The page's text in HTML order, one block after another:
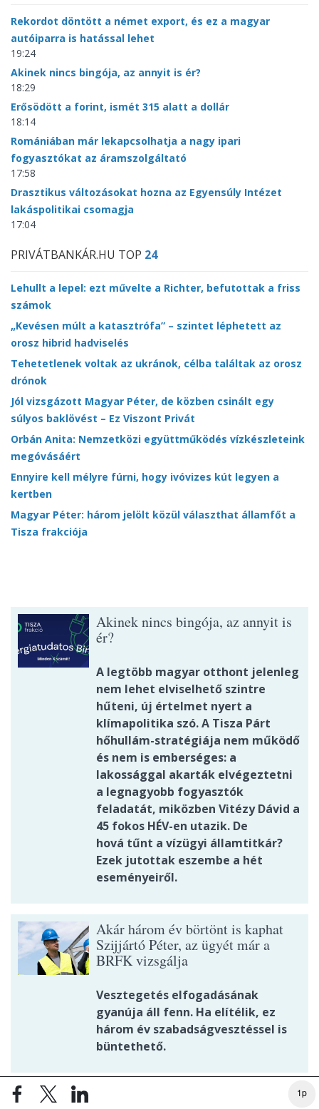
1p
Rekordot döntött a német export, és ez a magyar
autóiparra is hatással lehet
19:24
Akinek nincs bingója, az annyit is ér?
18:29
Erősödött a forint, ismét 315 alatt a dollár
18:14
Romániában már lekapcsolhatja a nagy ipari
fogyasztókat az áramszolgáltató
17:58
Drasztikus változásokat hozna az Egyensúly Intézet
lakáspolitikai csomagja
17:04
PRIVÁTBANKÁR.HU TOP 24
Lehullt a lepel: ezt művelte a Richter, befutottak a friss
számok
„Kevésen múlt a katasztrófa” – szintet léphetett az
orosz hibrid hadviselés
Tehetetlenek voltak az ukránok, célba találtak az orosz
drónok
Jól vizsgázott Magyar Péter, de közben csinált egy
súlyos baklövést – Ez Viszont Privát
Orbán Anita: Nemzetközi együttműködés vízkészleteink
megóvásáért
Ennyire kell mélyre fúrni, hogy ivóvizes kút legyen a
kertben
Magyar Péter: három jelölt közül választhat államfőt a
Tisza frakciója
Akinek nincs bingója, az annyit is
ér?
A legtöbb magyar otthont jelenleg
nem lehet elviselhető szintre
hűteni, új értelmet nyert a
klímapolitika szó. A Tisza Párt
hőhullám-stratégiája nem működő
és nem is emberséges: a
lakossággal akarták elvégeztetni
a legnagyobb fogyasztók
feladatát, miközben Vitézy Dávid a
45 fokos HÉV-en utazik. De
hová tűnt a vízügyi államtitkár?
Ezek jutottak eszembe a hét
eseményeiről.
Akár három év börtönt is kaphat
Szijjártó Péter, az ügyét már a
BRFK vizsgálja
Vesztegetés elfogadásának
gyanúja áll fenn. Ha elítélik, ez
három év szabadságvesztéssel is
büntethető.
500 milliárd forint feletti kár érheti